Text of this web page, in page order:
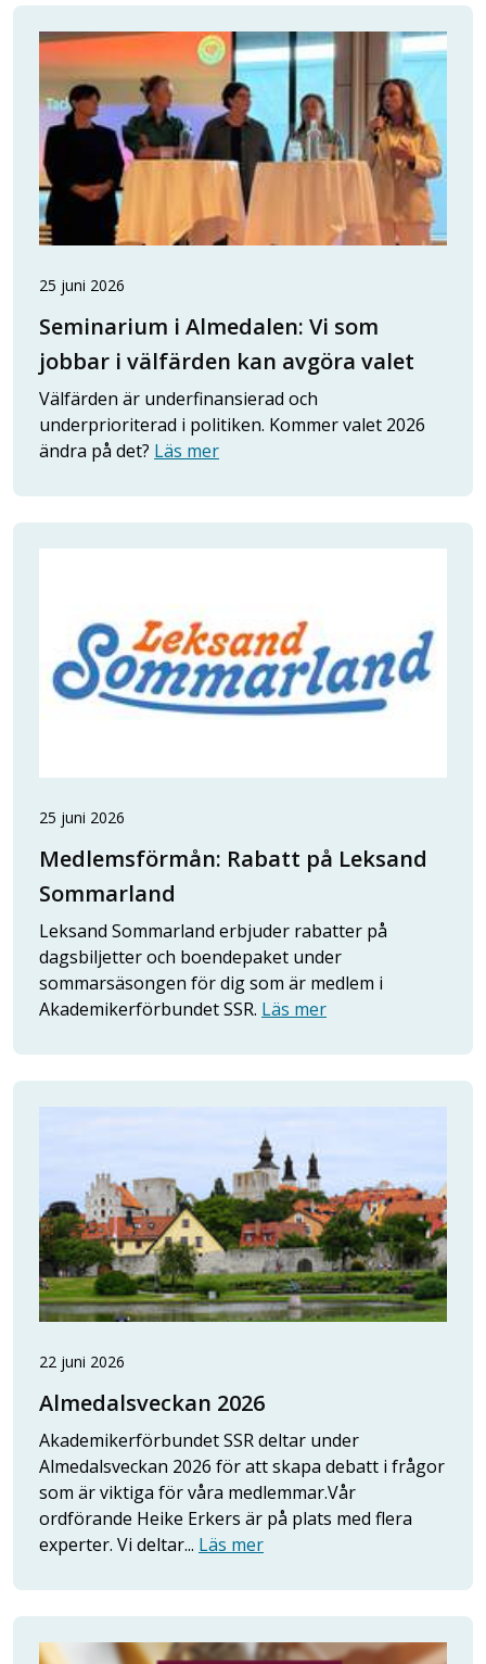
25 juni 2026
Seminarium i Almedalen: Vi som
jobbar i välfärden kan avgöra valet
Välfärden är underfinansierad och
underprioriterad i politiken. Kommer valet 2026
ändra på det? Läs mer
25 juni 2026
Medlemsförmån: Rabatt på Leksand
Sommarland
Leksand Sommarland erbjuder rabatter på
dagsbiljetter och boendepaket under
sommarsäsongen för dig som är medlem i
Akademikerförbundet SSR. Läs mer
22 juni 2026
Almedalsveckan 2026
Akademikerförbundet SSR deltar under
Almedalsveckan 2026 för att skapa debatt i frågor
som är viktiga för våra medlemmar.Vår
ordförande Heike Erkers är på plats med flera
experter. Vi deltar... Läs mer